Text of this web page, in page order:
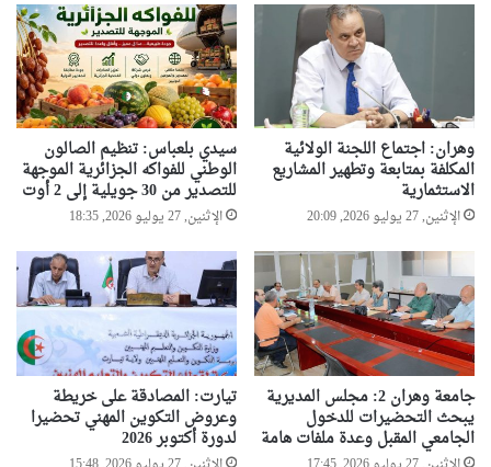
وهران: اجتماع اللجنة الولائية
المكلفة بمتابعة وتطهير المشاريع
الاستثمارية
الإثنين, 27 يوليو 2026, 20:09
سيدي بلعباس: تنظيم الصالون
الوطني للفواكه الجزائرية الموجهة
للتصدير من 30 جويلية إلى 2 أوت
الإثنين, 27 يوليو 2026, 18:35
جامعة وهران 2: مجلس المديرية
يبحث التحضيرات للدخول
الجامعي المقبل وعدة ملفات هامة
تيارت: المصادقة على خريطة
وعروض التكوين المهني تحضيرا
لدورة أكتوبر 2026